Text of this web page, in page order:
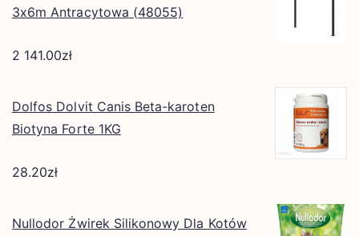
3x6m Antracytowa (48055)
2 141.00zł
Dolfos Dolvit Canis Beta-karoten
Biotyna Forte 1KG
28.20zł
Nullodor Żwirek Silikonowy Dla Kotów